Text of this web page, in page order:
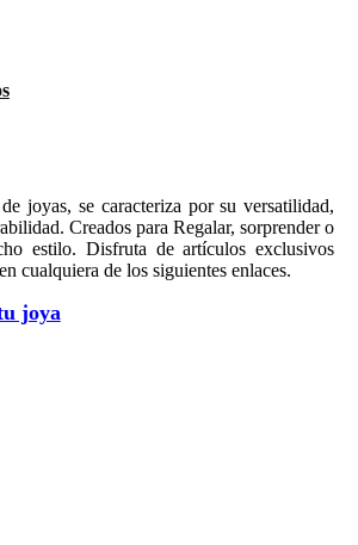
joyas, se caracteriza por su versatilidad,
Creados para Regalar, sorprender o
estilo. Disfruta de artículos exclusivos
cualquiera de los siguientes enlaces.
joya